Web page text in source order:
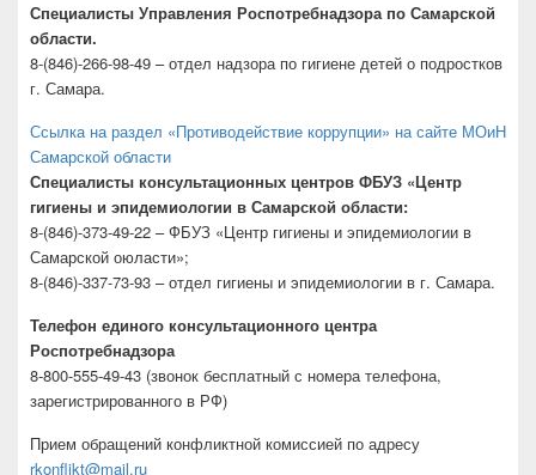
Специалисты Управления Роспотребнадзора по Самарской
области.
8-(846)-266-98-49 – отдел надзора по гигиене детей о подростков
г. Самара.
Ссылка на раздел «Противодействие коррупции» на сайте МОиН
Самарской области
Специалисты консультационных центров ФБУЗ «Центр
гигиены и эпидемиологии в Самарской области:
8-(846)-373-49-22 – ФБУЗ «Центр гигиены и эпидемиологии в
Самарской оюласти»;
8-(846)-337-73-93 – отдел гигиены и эпидемиологии в г. Самара.
Телефон единого консультационного центра
Роспотребнадзора
8-800-555-49-43 (звонок бесплатный с номера телефона,
зарегистрированного в РФ)
Прием обращений конфликтной комиссией по адресу
rkonflikt@mail.ru